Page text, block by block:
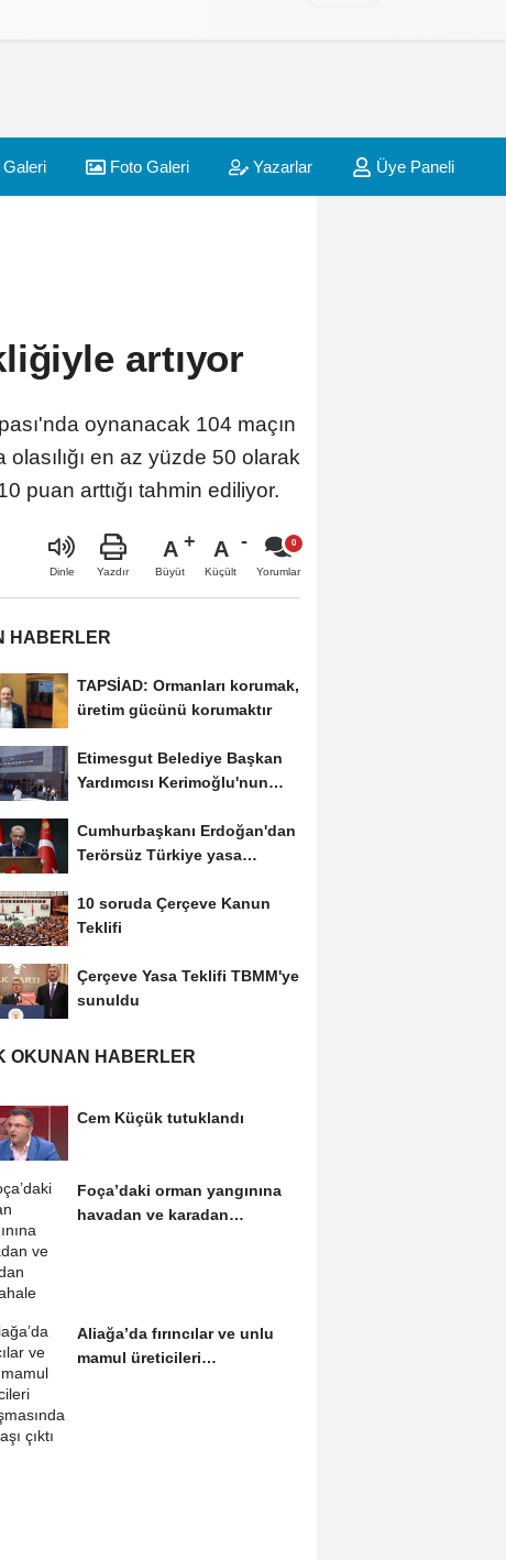
Foto Galeri Yazarlar Üye Paneli
artıyor
oynanacak 104 maçın
en az yüzde 50 olarak
puan arttığı tahmin ediliyor.
Dinle Yazdır
A
Büyüt
A
Küçült Yorumlar
HABERLER
TAPSİAD: Ormanları korumak,
üretim gücünü korumaktır
Etimesgut Belediye Başkan
Yardımcısı Kerimoğlu'nun
Cumhurbaşkanı Erdoğan'dan
Terörsüz Türkiye yasa
10 soruda Çerçeve Kanun
Teklifi
Çerçeve Yasa Teklifi TBMM'ye
sunuldu
OKUNAN HABERLER
Cem Küçük tutuklandı
Foça’daki orman yangınına
havadan ve karadan
Aliağa’da fırıncılar ve unlu
mamul üreticileri